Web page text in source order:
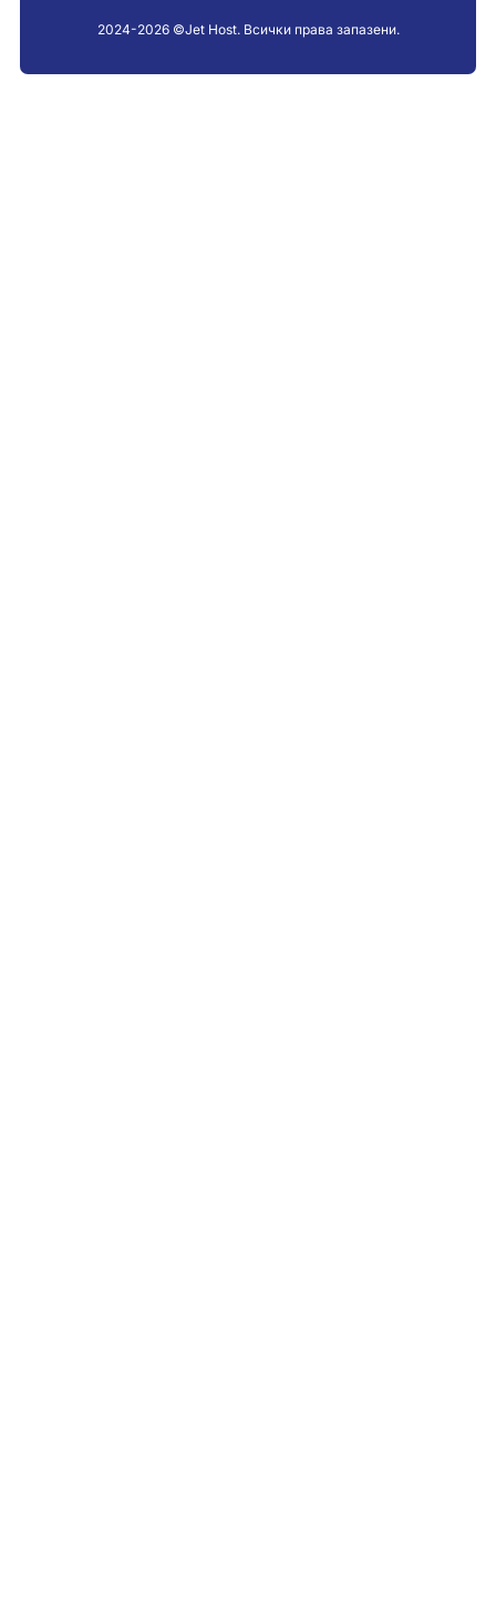
2024-2026 ©Jet Host. Всички права запазени.